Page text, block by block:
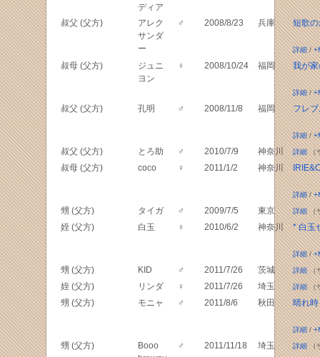
ディア
叔父 (父方)
アレク
サンダ
ー
♂ 2008/8/23 兵庫 短歌
詳細/
叔母 (父方)
ジュニ
ヨン
♀ 2008/10/24 福岡 我が
詳細/
叔父 (父方) 孔明 ♂ 2008/11/8 福岡 フレ
詳細/
叔父 (父方) とろ助 ♂ 2010/7/9 神奈川 詳細（
叔母 (父方) coco ♀ 2011/1/2 神奈川
詳細/
甥 (父方) タイガ ♂ 2009/7/5 東京 詳細（
姪 (父方) 白玉 ♀ 2010/6/2 神奈川 * 白玉
詳細/
甥 (父方) KID ♂ 2011/7/26 茨城 詳細（
姪 (父方) リンダ ♀ 2011/7/26 埼玉 詳細（
甥 (父方) モニャ ♂ 2011/8/6 秋田 晴れ
詳細/
甥 (父方)
Booo
♂ 2011/11/18 埼玉 詳細（